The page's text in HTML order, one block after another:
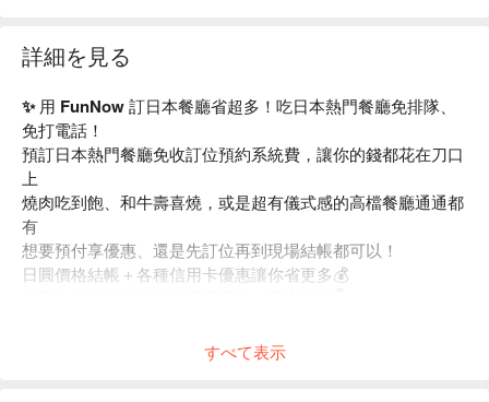
詳細を見る
✨ 用 FunNow 訂日本餐廳省超多！吃日本熱門餐廳免排隊、
免打電話！
預訂日本熱門餐廳免收訂位預約系統費，讓你的錢都花在刀口
上
燒肉吃到飽、和牛壽喜燒，或是超有儀式感的高檔餐廳通通都
有
想要預付享優惠、還是先訂位再到現場結帳都可以！
日圓價格結帳＋各種信用卡優惠讓你省更多💰
すべて表示